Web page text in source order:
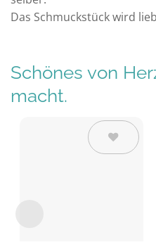
Das Schmuckstück wird
Schönes von
macht.